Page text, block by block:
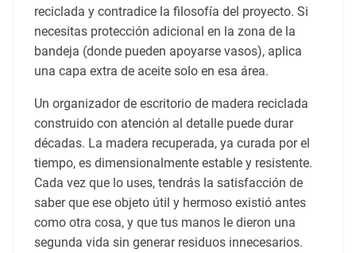
reciclada y contradice la filosofía del proyecto. Si
necesitas protección adicional en la zona de la
bandeja (donde pueden apoyarse vasos), aplica
una capa extra de aceite solo en esa área.
Un organizador de escritorio de madera reciclada
construido con atención al detalle puede durar
décadas. La madera recuperada, ya curada por el
tiempo, es dimensionalmente estable y resistente.
Cada vez que lo uses, tendrás la satisfacción de
saber que ese objeto útil y hermoso existió antes
como otra cosa, y que tus manos le dieron una
segunda vida sin generar residuos innecesarios.